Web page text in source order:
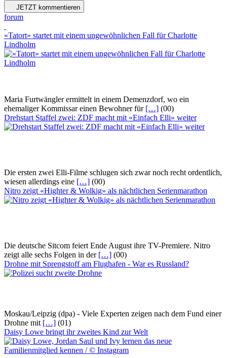
JETZT kommentieren
forum
«Tatort» startet mit einem ungewöhnlichen Fall für Charlotte
Lindholm
Maria Furtwängler ermittelt in einem Demenzdorf, wo ein
ehemaliger Kommissar einen Bewohner für […] (00)
Drehstart Staffel zwei: ZDF macht mit «Einfach Elli» weiter
Die ersten zwei Elli-Filme schlugen sich zwar noch recht ordentlich,
wiesen allerdings eine […] (00)
Nitro zeigt «Highter & Wolkig» als nächtlichen Serienmarathon
Die deutsche Sitcom feiert Ende August ihre TV-Premiere. Nitro
zeigt alle sechs Folgen in der […] (00)
Drohne mit Sprengstoff am Flughafen - War es Russland?
Moskau/Leipzig (dpa) - Viele Experten zeigen nach dem Fund einer
Drohne mit […] (01)
Daisy Lowe bringt ihr zweites Kind zur Welt